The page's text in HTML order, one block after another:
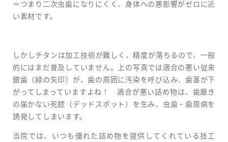
＝つまり二次虫歯になりにくく、身体への悪影響がゼロに近
い素材です。
しかしチタンは加工技術が難しく、精度が落ちるので、一般
的にはまだ普及していません。上の写真では適合の悪い従来
銀歯（緑の矢印）が、歯の周囲に汚染を呼び込み、歯茎が下
がってしまっていますよね！ 適合が悪い詰め物は、歯磨き
の届かない死腔（デッドスポット）を生み、虫歯・歯周病を
誘発してしまいます。
当院では、いつも優れた詰め物を提供してくれている技工